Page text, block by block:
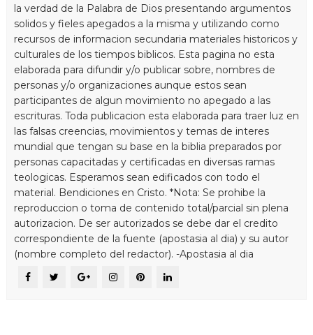
la verdad de la Palabra de Dios presentando argumentos
solidos y fieles apegados a la misma y utilizando como
recursos de informacion secundaria materiales historicos y
culturales de los tiempos biblicos. Esta pagina no esta
elaborada para difundir y/o publicar sobre, nombres de
personas y/o organizaciones aunque estos sean
participantes de algun movimiento no apegado a las
escrituras. Toda publicacion esta elaborada para traer luz en
las falsas creencias, movimientos y temas de interes
mundial que tengan su base en la biblia preparados por
personas capacitadas y certificadas en diversas ramas
teologicas. Esperamos sean edificados con todo el
material. Bendiciones en Cristo. *Nota: Se prohibe la
reproduccion o toma de contenido total/parcial sin plena
autorizacion. De ser autorizados se debe dar el credito
correspondiente de la fuente (apostasia al dia) y su autor
(nombre completo del redactor). -Apostasia al dia